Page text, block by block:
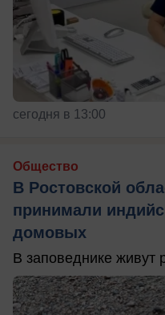
сегодня в 13:00
Общество
В Ростовской
принимали
домовых
В заповеднике живут